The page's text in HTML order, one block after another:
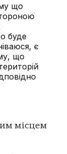
що
буде
є
що
місцем